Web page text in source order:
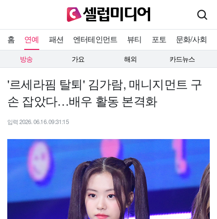
홈 연예 패션 엔터테인먼트 뷰티 포토 문화/사회
방송 가요 해외 카드뉴스
'르세라핌 탈퇴' 김가람, 매니지먼트 구
손 잡았다…배우 활동 본격화
입력 2026. 06.16. 09:31:15